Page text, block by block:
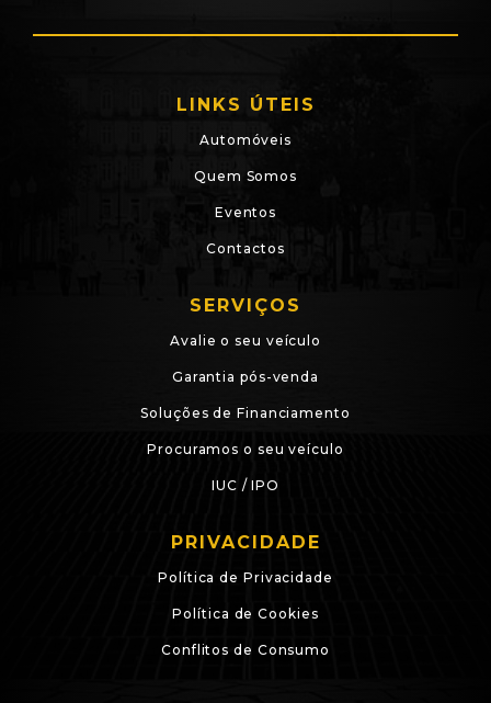
LINKS ÚTEIS
Automóveis
Quem Somos
Eventos
Contactos
SERVIÇOS
Avalie o seu veículo
Garantia pós-venda
Soluções de Financiamento
Procuramos o seu veículo
IUC / IPO
PRIVACIDADE
Política de Privacidade
Política de Cookies
Conflitos de Consumo